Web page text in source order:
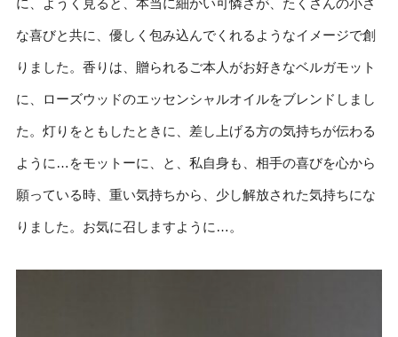
な喜びと共に、優しく包み込んでくれるようなイメージで創
りました。香りは、贈られるご本人がお好きなベルガモット
に、ローズウッドのエッセンシャルオイルをブレンドしまし
た。灯りをともしたときに、差し上げる方の気持ちが伝わる
ように…をモットーに、と、私自身も、相手の喜びを心から
願っている時、重い気持ちから、少し解放された気持ちにな
りました。お気に召しますように…。